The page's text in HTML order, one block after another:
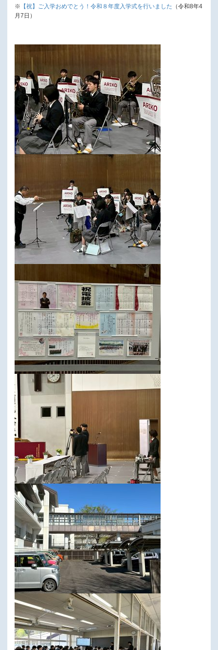
※ 【祝】ご入学おめでとう！令和８年度入学式を行いました （令和8年4
月7日）